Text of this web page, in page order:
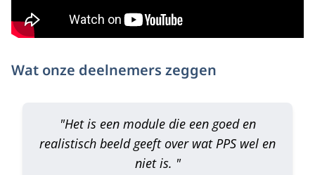
Wat onze deelnemers zeggen
"Het is een module die een goed en
realistisch beeld geeft over wat PPS wel en
niet is. "